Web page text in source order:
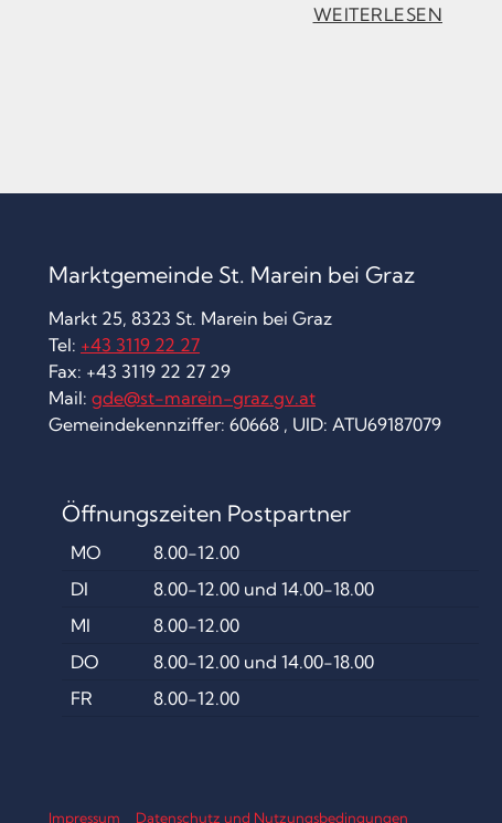
WEITERLESEN
É
Marktgemeinde St. Marein bei Graz
Markt 25, 8323 St. Marein bei Graz
Tel: +43 3119 22 27
Fax: +43 3119 22 27 29
Mail: gde@st-marein-graz.gv.at
Gemeindekennziffer: 60668 , UID: ATU69187079
Öffnungszeiten Postpartner
MO
8.00-12.00
DI
8.00-12.00 und 14.00-18.00
MI
8.00-12.00
DO
8.00-12.00 und 14.00-18.00
FR
8.00-12.00
Impressum Datenschutz und Nutzungsbedingungen